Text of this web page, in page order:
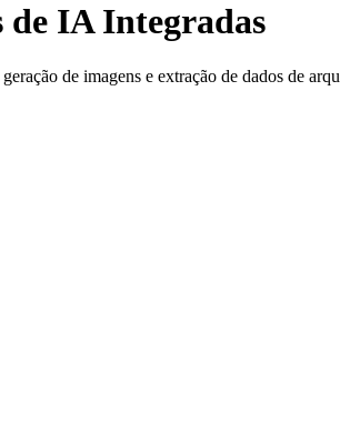
IA Integradas
de imagens e extração de dados de